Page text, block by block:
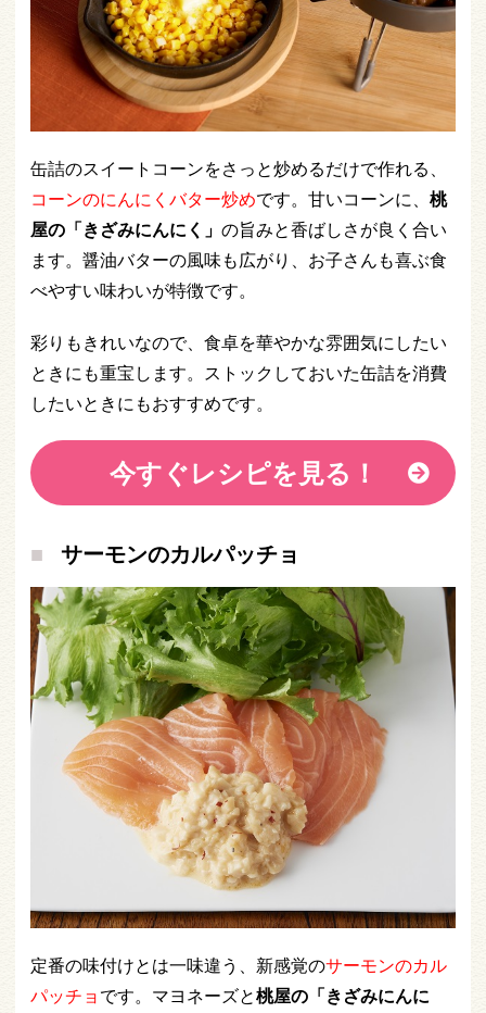
缶詰のスイートコーンをさっと炒めるだけで作れる、
コーンのにんにくバター炒めです。甘いコーンに、 桃
屋の「きざみにんにく」 の旨みと香ばしさが良く合い
ます。醤油バターの風味も広がり、お子さんも喜ぶ食
べやすい味わいが特徴です。
彩りもきれいなので、食卓を華やかな雰囲気にしたい
ときにも重宝します。ストックしておいた缶詰を消費
したいときにもおすすめです。
今すぐレシピを見る！
サーモンのカルパッチョ
定番の味付けとは一味違う、新感覚のサーモンのカル
パッチョです。マヨネーズと桃屋の「きざみにんに